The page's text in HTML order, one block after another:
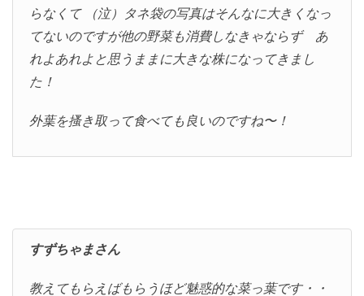
らなくて （泣）タネ袋の写真はそんなに大きくなっ
てないのですが他の野菜も消費しなきゃならず あ
れよあれよと思うままに大きな株になってきまし
た！
外葉を搔き取って食べても良いのですね〜！
すずちゃまさん
教えてもらえばもらうほど魅惑的な菜っ葉です・・